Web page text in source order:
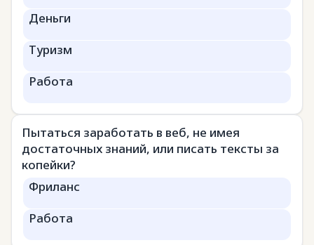
Деньги
Туризм
Работа
Пытаться заработать в веб, не имея
достаточных знаний, или писать тексты за
копейки?
Фриланс
Работа